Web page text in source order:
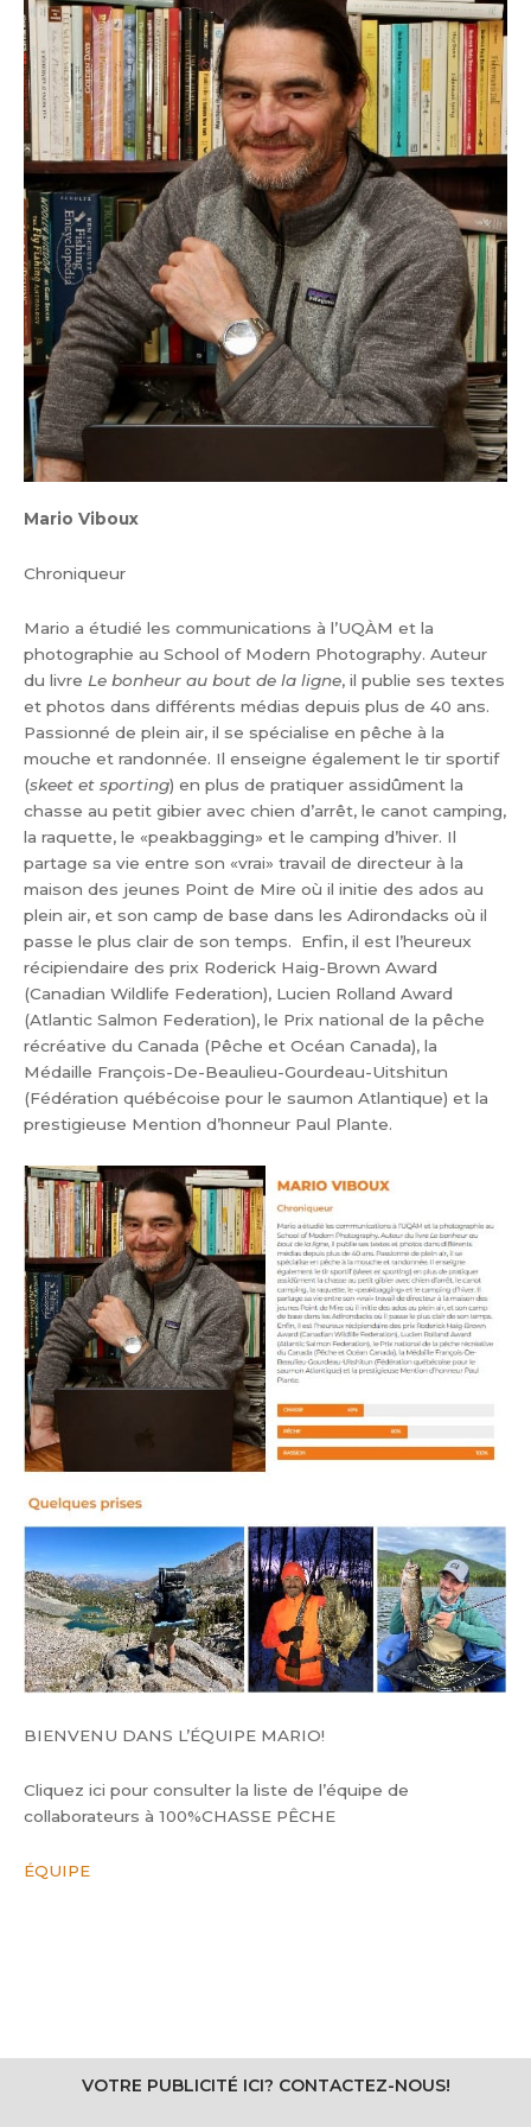
Mario Viboux
Chroniqueur
Mario a étudié les communications à l’UQÀM et la
photographie au School of Modern Photography. Auteur
du livre Le bonheur au bout de la ligne, il publie ses textes
et photos dans différents médias depuis plus de 40 ans.
Passionné de plein air, il se spécialise en pêche à la
mouche et randonnée. Il enseigne également le tir sportif
(skeet et sporting) en plus de pratiquer assidûment la
chasse au petit gibier avec chien d’arrêt, le canot camping,
la raquette, le «peakbagging» et le camping d’hiver. Il
partage sa vie entre son «vrai» travail de directeur à la
maison des jeunes Point de Mire où il initie des ados au
plein air, et son camp de base dans les Adirondacks où il
passe le plus clair de son temps. Enfin, il est l’heureux
récipiendaire des prix Roderick Haig-Brown Award
(Canadian Wildlife Federation), Lucien Rolland Award
(Atlantic Salmon Federation), le Prix national de la pêche
récréative du Canada (Pêche et Océan Canada), la
Médaille François-De-Beaulieu-Gourdeau-Uitshitun
(Fédération québécoise pour le saumon Atlantique) et la
prestigieuse Mention d’honneur Paul Plante.
BIENVENU DANS L’ÉQUIPE MARIO!
Cliquez ici pour consulter la liste de l’équipe de
collaborateurs à 100%CHASSE PÊCHE
ÉQUIPE
VOTRE PUBLICITÉ ICI? CONTACTEZ-NOUS!